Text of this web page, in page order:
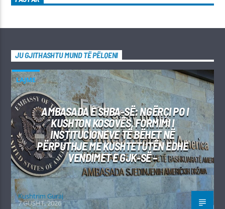
JU GJITHASHTU MUND TË PËLQENI
LAJME
AMBASADA E SHBA-SË: NGËRÇI PO I
KUSHTON KOSOVËS, FORMIMI I
INSTITUCIONEVE TË BËHET NË
PËRPUTHJE ME KUSHTETUTËN EDHE
VENDIMET E GJK-SË –
Kushtrim Guraj
7 GUSHT, 2026